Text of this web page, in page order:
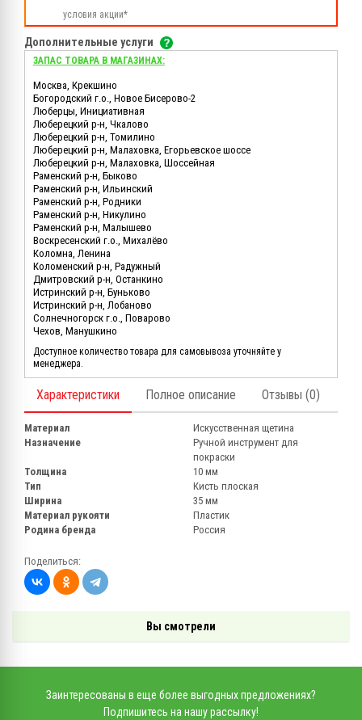
условия акции*
Дополнительные услуги
ЗАПАС ТОВАРА В МАГАЗИНАХ:
Москва, Крекшино
Богородский г.о., Новое Бисерово-2
Люберцы, Инициативная
Люберецкий р-н, Чкалово
Люберецкий р-н, Томилино
Люберецкий р-н, Малаховка, Егорьевское шоссе
Люберецкий р-н, Малаховка, Шоссейная
Раменский р-н, Быково
Раменский р-н, Ильинский
Раменский р-н, Родники
Раменский р-н, Никулино
Раменский р-н, Малышево
Воскресенский г.о., Михалёво
Коломна, Ленина
Коломенский р-н, Радужный
Дмитровский р-н, Останкино
Истринский р-н, Буньково
Истринский р-н, Лобаново
Солнечногорск г.о., Поварово
Чехов, Манушкино
Доступное количество товара для самовывоза уточняйте у
менеджера.
Характеристики Полное описание Отзывы (0)
Материал
Искусственная щетина
Назначение
Ручной инструмент для
покраски
Толщина
10 мм
Тип
Кисть плоская
Ширина
35 мм
Материал рукояти
Пластик
Родина бренда
Россия
Поделиться:
Вы смотрели
Заинтересованы в еще более выгодных предложениях?
Подпишитесь на нашу рассылку!